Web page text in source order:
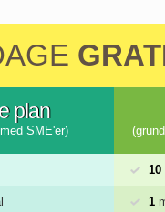
plan
SME'er)
10
1